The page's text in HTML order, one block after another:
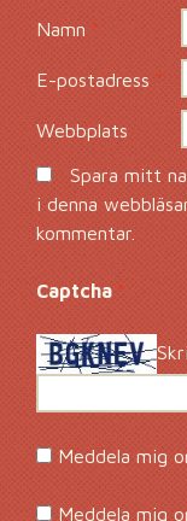
Namn *
E-postadress*
Webbplats
Spara mitt
i denna
kommentar.
Captcha *
Meddela mig
Meddela mig